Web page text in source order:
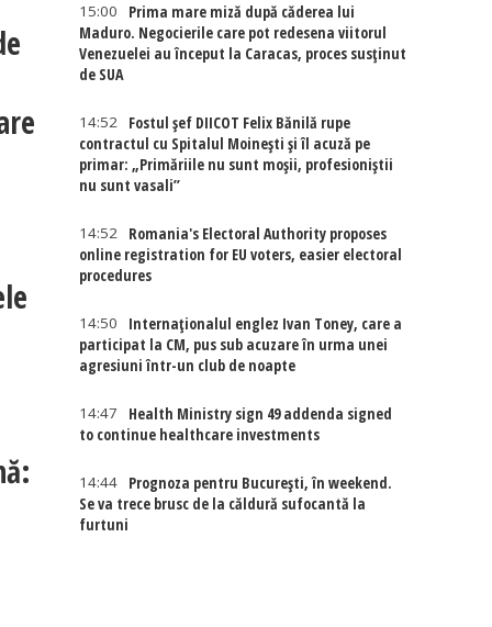
15:00
Prima mare miză după căderea lui
Maduro. Negocierile care pot redesena viitorul
Venezuelei au început la Caracas, proces susținut
de SUA
14:52
Fostul șef DIICOT Felix Bănilă rupe
contractul cu Spitalul Moinești și îl acuză pe
primar: „Primăriile nu sunt moșii, profesioniștii
nu sunt vasali”
14:52
Romania's Electoral Authority proposes
online registration for EU voters, easier electoral
procedures
14:50
Internaţionalul englez Ivan Toney, care a
participat la CM, pus sub acuzare în urma unei
agresiuni într-un club de noapte
14:47
Health Ministry sign 49 addenda signed
to continue healthcare investments
14:44
Prognoza pentru București, în weekend.
Se va trece brusc de la căldură sufocantă la
furtuni